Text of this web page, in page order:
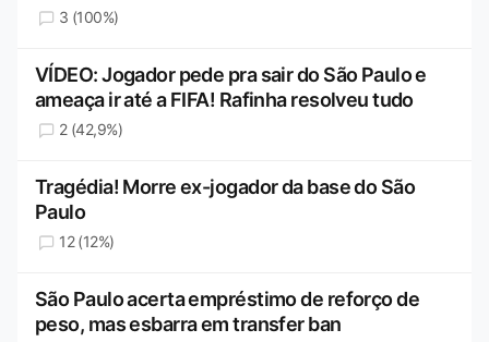
3 (100%)
VÍDEO: Jogador pede pra sair do São Paulo e
ameaça ir até a FIFA! Rafinha resolveu tudo
2 (42,9%)
Tragédia! Morre ex-jogador da base do São
Paulo
12 (12%)
São Paulo acerta empréstimo de reforço de
peso, mas esbarra em transfer ban